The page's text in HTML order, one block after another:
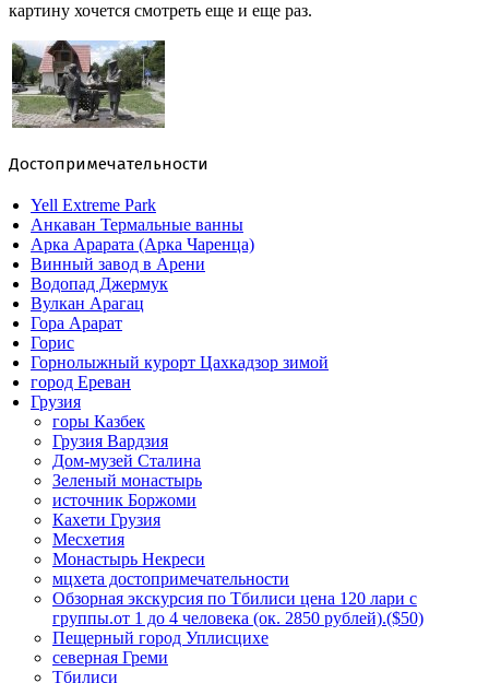
картину хочется смотреть еще и еще раз.
Достопримечательности
Yell Extreme Park
Анкаван Термальные ванны
Арка Арарата (Арка Чаренца)
Винный завод в Арени
Водопад Джермук
Вулкан Арагац
Гора Арарат
Горис
Горнолыжный курорт Цахкадзор зимой
город Ереван
Грузия
горы Казбек
Грузия Вардзия
Дом-музей Сталина
Зеленый монастырь
источник Боржоми
Кахети Грузия
Месхетия
Монастырь Некреси
мцхета достопримечательности
Обзорная экскурсия по Тбилиси цена 120 лари с
группы.от 1 до 4 человека (ок. 2850 рублей).($50)
Пещерный город Уплисцихе
северная Греми
Тбилиси